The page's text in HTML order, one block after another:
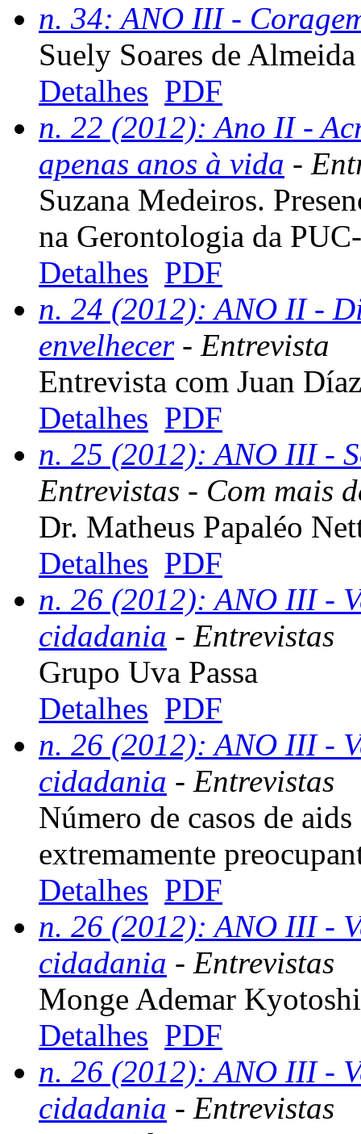
n. 34: ANO III -
Suely Soares de
Detalhes PDF
n. 22 (2012): Ano II -
apenas anos à vida -
Suzana Medeiros.
na Gerontologia da
Detalhes PDF
n. 24 (2012): ANO II -
envelhecer- Entrevista
Entrevista com Juan
Detalhes PDF
n. 25 (2012): ANO III -
Entrevistas - Com mais
Dr. Matheus Papaléo
Detalhes PDF
n. 26 (2012): ANO III -
cidadania - Entrevistas
Grupo Uva Passa
Detalhes PDF
n. 26 (2012): ANO III -
cidadania - Entrevistas
Número de casos de
extremamente
Detalhes PDF
n. 26 (2012): ANO III -
cidadania - Entrevistas
Monge Ademar
Detalhes PDF
n. 26 (2012): ANO III -
cidadania - Entrevistas